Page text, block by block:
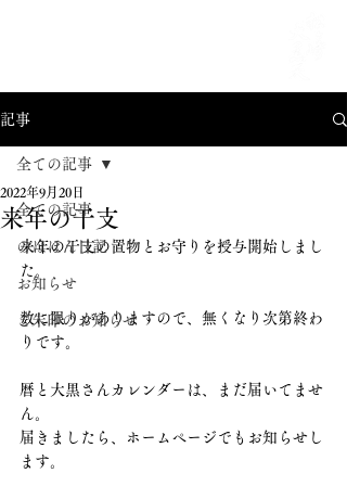
記事
全ての記事
のほほん日記
お知らせ
ご朱印のお知らせ
全ての記事
来年の干支
2022年9月20日
来年の干支の置物とお守りを授与開始しまし
た。
数に限りがありますので、無くなり次第終わ
りです。
暦と大黒さんカレンダーは、まだ届いてませ
ん。
届きましたら、ホームページでもお知らせし
ます。